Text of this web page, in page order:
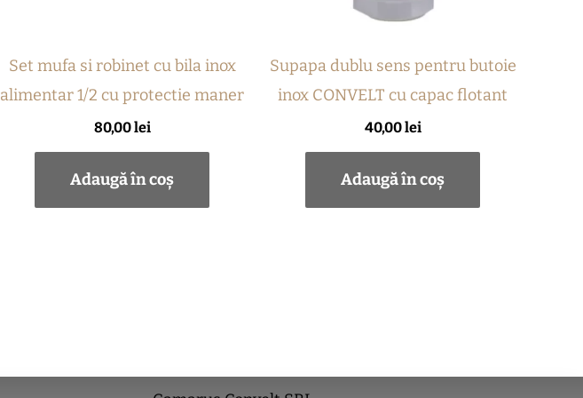
Set mufa si robinet cu bila inox
alimentar 1/2 cu protectie maner
80,00lei
Adaugă în coș
Supapa dublu sens pentru butoie
inox CONVELT cu capac flotant
40,00lei
Adaugă în coș